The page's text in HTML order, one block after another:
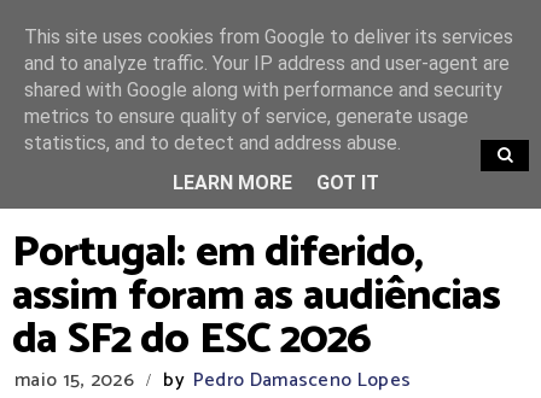
TRENDING
Portugal: em diferido,
assim foram as audiências
da SF2 do ESC 2026
maio 15, 2026 / by Pedro Damasceno Lopes
This site uses cookies from Google to deliver its services
and to analyze traffic. Your IP address and user-agent are
shared with Google along with performance and security
metrics to ensure quality of service, generate usage
statistics, and to detect and address abuse.
LEARN MORE
GOT IT